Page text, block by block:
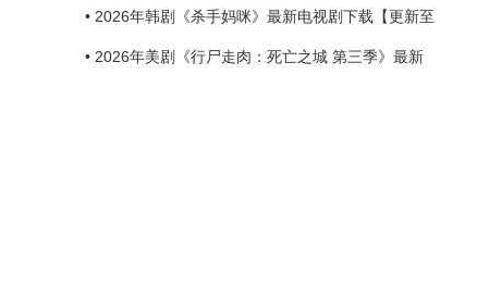
• 2026年韩剧《杀手妈咪》最新电视剧下载【更新至
• 2026年美剧《行尸走肉：死亡之城 第三季》最新